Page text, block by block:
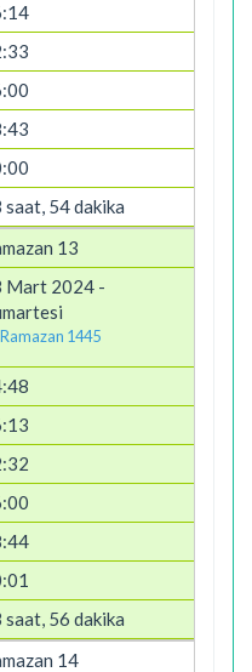
saat, 54 dakika
13
Mart 2024 -
1445
saat, 56 dakika
14